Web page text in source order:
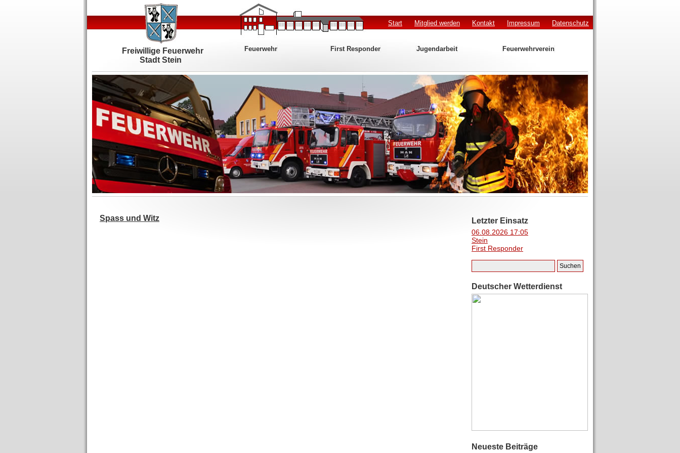
Start Mitglied werden Kontakt Impressum Datenschutz
Freiwillige Feuerwehr
Stadt Stein
Feuerwehrverein
Jugendarbeit
First Responder
Feuerwehr
Spass und Witz Letzter Einsatz
06.08.2026 17:05
Stein
First Responder
Deutscher Wetterdienst
Neueste Beiträge